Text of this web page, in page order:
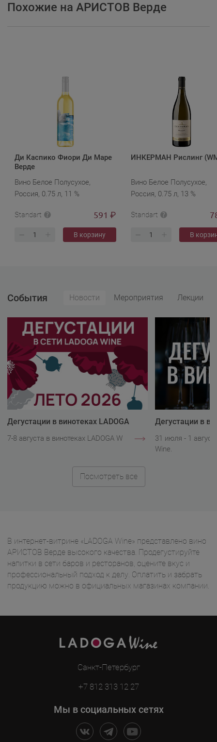
Похожие на АРИСТОВ Верде
Ди Каспико Фиори Ди Маре
Верде
Вино Белое Полусухое,
Россия, 0.75 л, 11 %
Standart 591 ₽
В корзину
ИНКЕРМАН Рислинг
Вино Белое Полусухое,
Россия, 0.75 л, 13 %
Standart
В
События Новости Мероприятия Лекции
Дегустации в винотеках LADOGA
7-8 августа в винотеках LADOGA Wine.
Дегустации в
31 июля - 1
Wine.
Посмотреть все
В интернет-витрине «LADOGA Wine» представлено вино
АРИСТОВ Верде высокого качества. Продегустируйте
напитки в сети баров и ресторанов, оцените вкус и
профессиональный подход к делу. Оплатить и забрать
продукцию можно в официальных магазинах компании.
Санкт-Петербург
+7 812 313 12 27
Мы в социальных сетях